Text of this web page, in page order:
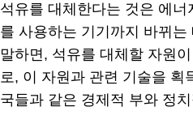
석유를 대체한다는 것은 에너
를 사용하는 기기까지 바뀌는
말하면, 석유를 대체할 자원
로, 이 자원과 관련 기술을 획
국들과 같은 경제적 부와 정